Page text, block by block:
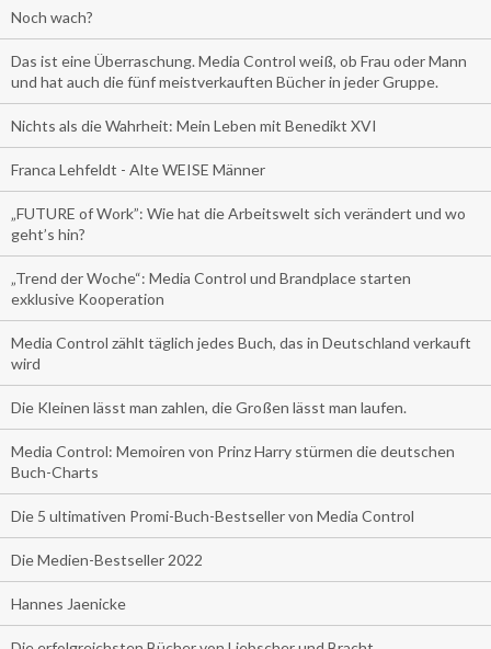
Noch wach?
Das ist eine Überraschung. Media Control weiß, ob Frau oder Mann
und hat auch die fünf meistverkauften Bücher in jeder Gruppe.
Nichts als die Wahrheit: Mein Leben mit Benedikt XVI
Franca Lehfeldt - Alte WEISE Männer
„FUTURE of Work”: Wie hat die Arbeitswelt sich verändert und wo
geht’s hin?
„Trend der Woche“: Media Control und Brandplace starten
exklusive Kooperation
Media Control zählt täglich jedes Buch, das in Deutschland verkauft
wird
Die Kleinen lässt man zahlen, die Großen lässt man laufen.
Media Control: Memoiren von Prinz Harry stürmen die deutschen
Buch-Charts
Die 5 ultimativen Promi-Buch-Bestseller von Media Control
Die Medien-Bestseller 2022
Hannes Jaenicke